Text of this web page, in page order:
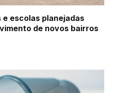
escolas planejadas
de novos bairros